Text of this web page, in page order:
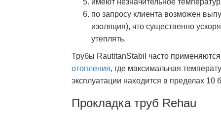
имеют незначительное
по запросу клиента возможен
изоляция), что существенно
утеплять.
Трубы RautitanStabil часто
отопления, где максимальная
эксплуатации находится в пределах 10
Прокладка труб Rehau